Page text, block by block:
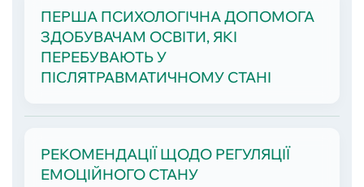
ПЕРША ПСИХОЛОГІЧНА ДОПОМОГА
ЗДОБУВАЧАМ ОСВІТИ, ЯКІ
ПЕРЕБУВАЮТЬ У
ПІСЛЯТРАВМАТИЧНОМУ СТАНІ
РЕКОМЕНДАЦІЇ ЩОДО РЕГУЛЯЦІЇ
ЕМОЦІЙНОГО СТАНУ